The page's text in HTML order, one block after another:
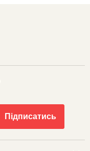
Підписатись